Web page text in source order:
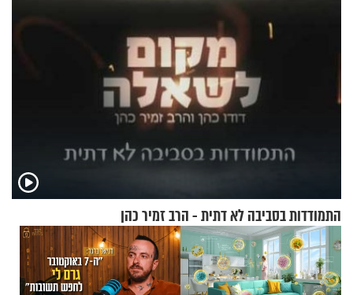
התמודדות בסביבה לא דתית - הרב זמיר כהן